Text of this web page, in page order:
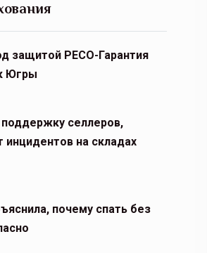
защитой РЕСО-Гарантия
Югры
селлеров,
инцидентов на складах
почему спать без